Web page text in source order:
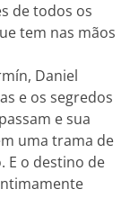
de todos os
tem nas mãos
Daniel
e os segredos
e sua
uma trama de
E o destino de